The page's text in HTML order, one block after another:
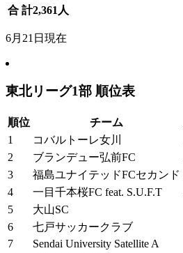
合 計2,361 人
6月21日現在
東北リーグ1部 順位表
順位 チーム
1
コバルトーレ女川
2
ブランデュー弘前FC
3
福島ユナイテッドFCセカンド
4
一目千本桜FC feat. S.U.F.T
5
大山SC
6
七戸サッカークラブ
7
Sendai University Satellite A